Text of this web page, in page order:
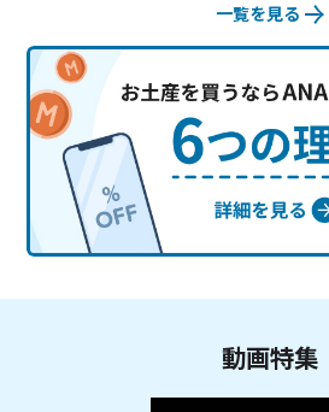
一覧を見る
動画特集